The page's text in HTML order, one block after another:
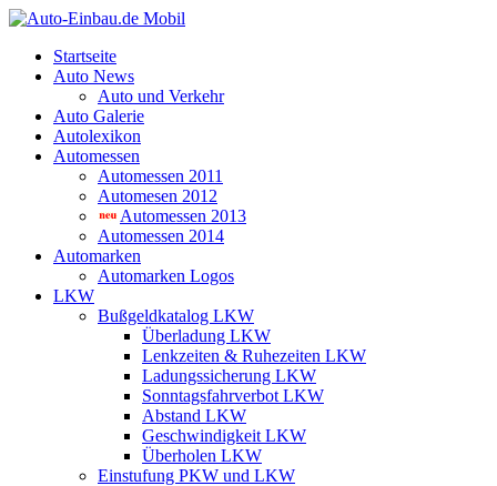
Startseite
Auto News
Auto und Verkehr
Auto Galerie
Autolexikon
Automessen
Automessen 2011
Automesen 2012
Automessen 2013
Automessen 2014
Automarken
Automarken Logos
LKW
Bußgeldkatalog LKW
Überladung LKW
Lenkzeiten & Ruhezeiten LKW
Ladungssicherung LKW
Sonntagsfahrverbot LKW
Abstand LKW
Geschwindigkeit LKW
Überholen LKW
Einstufung PKW und LKW